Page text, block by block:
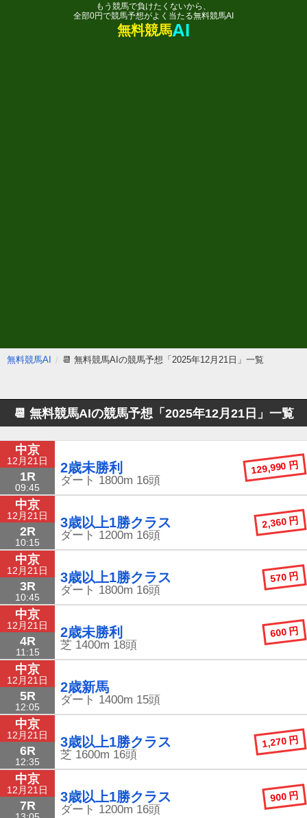
もう競馬で負けたくないから、
全部0円で競馬予想がよく当たる無料競馬AI
無料競馬AI
無料競馬AI 📆 無料競馬AIの競馬予想「2025年12月21日」一覧
📆 無料競馬AIの競馬予想 「2025年12月21日」一覧
中京
12月21日
1R
09:45
2歳未勝利
ダート 1800m 16頭
129,990 円
中京
12月21日
2R
10:15
3歳以上1勝クラス
ダート 1200m 16頭
2,360 円
中京
12月21日
3R
10:45
3歳以上1勝クラス
ダート 1800m 16頭
570 円
中京
12月21日
4R
11:15
2歳未勝利
芝 1400m 18頭
600 円
中京
12月21日
5R
12:05
2歳新馬
ダート 1400m 15頭
中京
12月21日
6R
12:35
3歳以上1勝クラス
芝 1600m 16頭
1,270 円
中京
12月21日
7R
3歳以上1勝クラス
ダート 1200m 16頭
900 円